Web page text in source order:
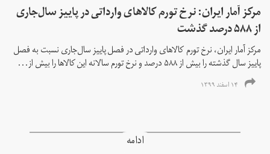
مرکز آمار ایران: نرخ تورم کالاهای وارداتی در پاییز سال‌جاری
از ۵۸۸ درصد گذشت
مرکز آمار ایران، نرخ تورم كالاهای وارداتی در فصل پاییز سال‌جاری نسبت به فصل
پاییز سال گذشته را بیش از ۵۸۸ درصد و نرخ تورم سالانه این کالاها را بیش از...
۱۴ اسفند ۱۳۹۹
ادامه